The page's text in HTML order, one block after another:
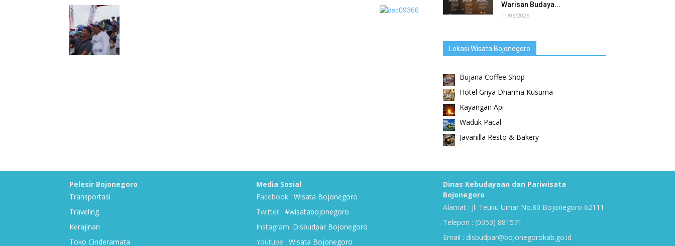
Warisan Budaya...
11/06/2026
Lokasi Wisata Bojonegoro
Bujana Coffee Shop
Hotel Griya Dharma Kusuma
Kayangan Api
Waduk Pacal
Javanilla Resto & Bakery
Pelesir Bojonegoro
Transportasi
Traveling
Kerajinan
Toko Cinderamata
Media Sosial
Facebook : Wisata Bojonegoro
Twitter : #wisatabojonegoro
Instagram :Disbudpar Bojonegoro
Youtube : Wisata Bojonegoro
Dinas Kebudayaan dan Pariwisata
Bojonegoro
Alamat : Jl. Teuku Umar No.80 Bojonegoro 62111
Telepon : (0353) 881571
Email : disbudpar@bojonegorokab.go.id